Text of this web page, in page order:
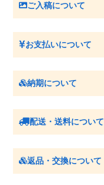
ご入稿について
お支払いについて
納期について
配送・送料について
返品・交換について